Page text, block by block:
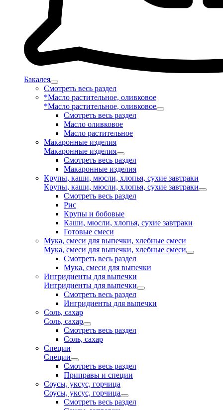
Бакалея
Смотреть весь раздел
*Масло растительное, оливковое
*Масло растительное, оливковое
Смотреть весь раздел
Масло оливковое
Масло растительное
Макаронные изделия
Макаронные изделия
Смотреть весь раздел
Макаронные изделия
Крупы, каши, мюсли, хлопья, сухие завтраки
Крупы, каши, мюсли, хлопья, сухие завтраки
Смотреть весь раздел
Рис
Крупы и бобовые
Каши, мюсли, хлопья, сухие завтраки
Готовые смеси
Мука, смеси для выпечки, хлебные смеси
Мука, смеси для выпечки, хлебные смеси
Смотреть весь раздел
Мука, смеси для выпечки
Ингридиенты для выпечки
Ингридиенты для выпечки
Смотреть весь раздел
Ингридиенты для выпечки
Соль, сахар
Соль, сахар
Смотреть весь раздел
Соль, сахар
Специи
Специи
Смотреть весь раздел
Приправы и специи
Соусы, уксус, горчица
Соусы, уксус, горчица
Смотреть весь раздел